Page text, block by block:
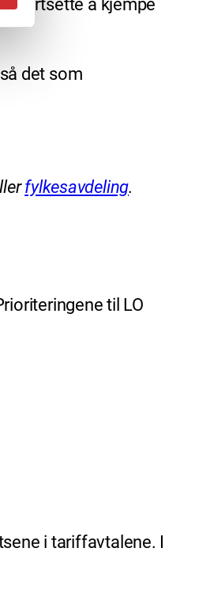
fortsette å kjempe
det som
fylkesavdeling.
til LO
i tariffavtalene. I